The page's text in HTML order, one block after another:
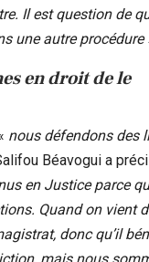
Il est question de
une autre procédure
en droit de le
nous défendons des
Béavogui a
en Justice parce
Quand on vient
donc qu’il